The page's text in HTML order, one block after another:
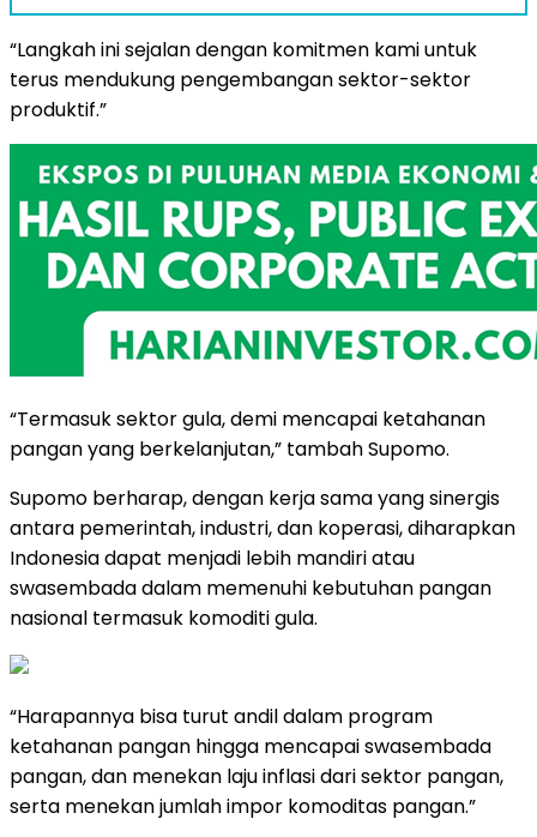
“Langkah ini sejalan dengan komitmen kami untuk
terus mendukung pengembangan sektor-sektor
produktif.”
“Termasuk sektor gula, demi mencapai ketahanan
pangan yang berkelanjutan,” tambah Supomo.
Supomo berharap, dengan kerja sama yang sinergis
antara pemerintah, industri, dan koperasi, diharapkan
Indonesia dapat menjadi lebih mandiri atau
swasembada dalam memenuhi kebutuhan pangan
nasional termasuk komoditi gula.
“Harapannya bisa turut andil dalam program
ketahanan pangan hingga mencapai swasembada
pangan, dan menekan laju inflasi dari sektor pangan,
serta menekan jumlah impor komoditas pangan.”